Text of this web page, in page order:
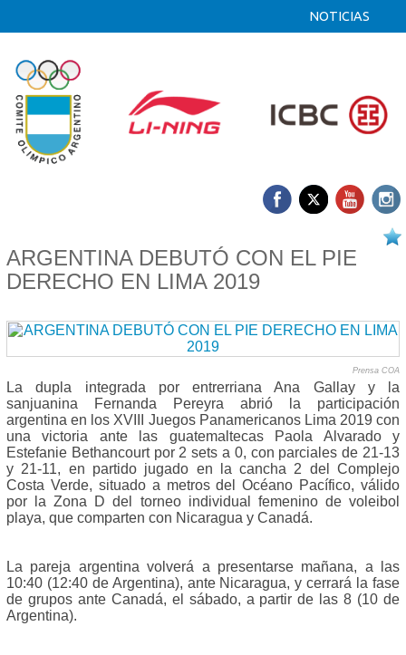
NOTICIAS
ARGENTINA DEBUTÓ CON EL PIE
DERECHO EN LIMA 2019
Prensa COA
La dupla integrada por entrerriana Ana Gallay y la
sanjuanina Fernanda Pereyra abrió la participación
argentina en los XVIII Juegos Panamericanos Lima 2019 con
una victoria ante las guatemaltecas Paola Alvarado y
Estefanie Bethancourt por 2 sets a 0, con parciales de 21-13
y 21-11, en partido jugado en la cancha 2 del Complejo
Costa Verde, situado a metros del Océano Pacífico, válido
por la Zona D del torneo individual femenino de voleibol
playa, que comparten con Nicaragua y Canadá.
La pareja argentina volverá a presentarse mañana, a las
10:40 (12:40 de Argentina), ante Nicaragua, y cerrará la fase
de grupos ante Canadá, el sábado, a partir de las 8 (10 de
Argentina).